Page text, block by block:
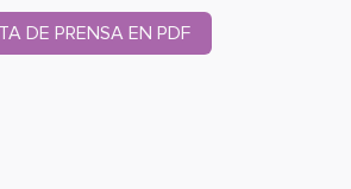
DE PRENSA EN PDF